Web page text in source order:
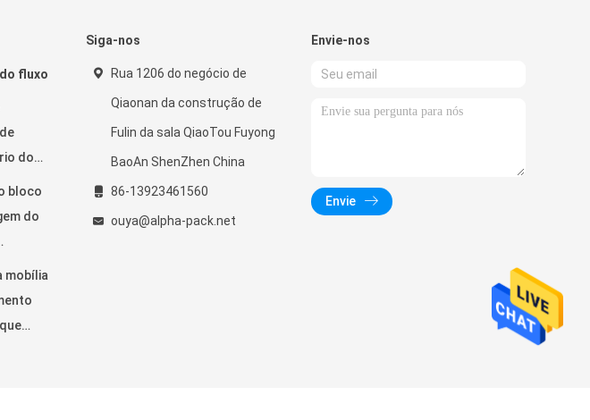
fluxo
do
bloco
do
mobília
Siga-nos
Rua 1206 do negócio de
Qiaonan da construção de
Fulin da sala QiaoTou Fuyong
BaoAn ShenZhen China
86-13923461560
ouya@alpha-pack.net
Envie-nos
Envie